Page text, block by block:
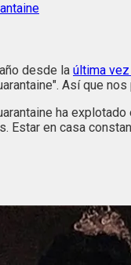
desde la última
Así que
ha
Estar en casa